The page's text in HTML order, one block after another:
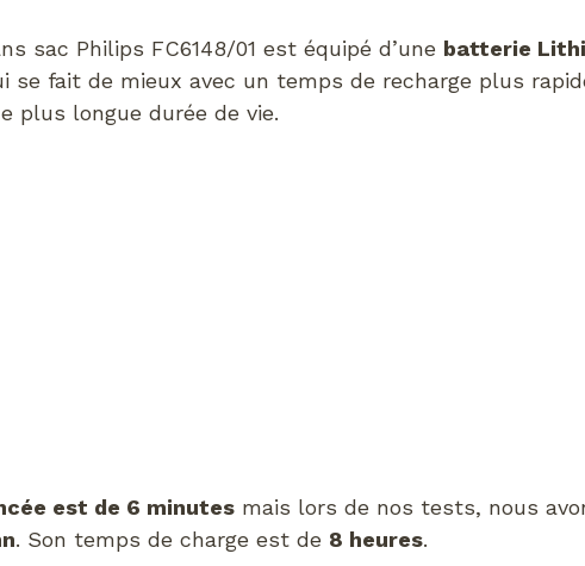
sac Philips FC6148/01 est équipé d’une batterie
se fait de mieux avec un temps de recharge plus
plus longue durée de vie.
est de 6 minutes mais lors de nos tests, nous
. Son temps de charge est de 8 heures.